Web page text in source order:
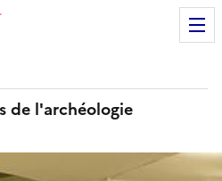
de l'archéologie